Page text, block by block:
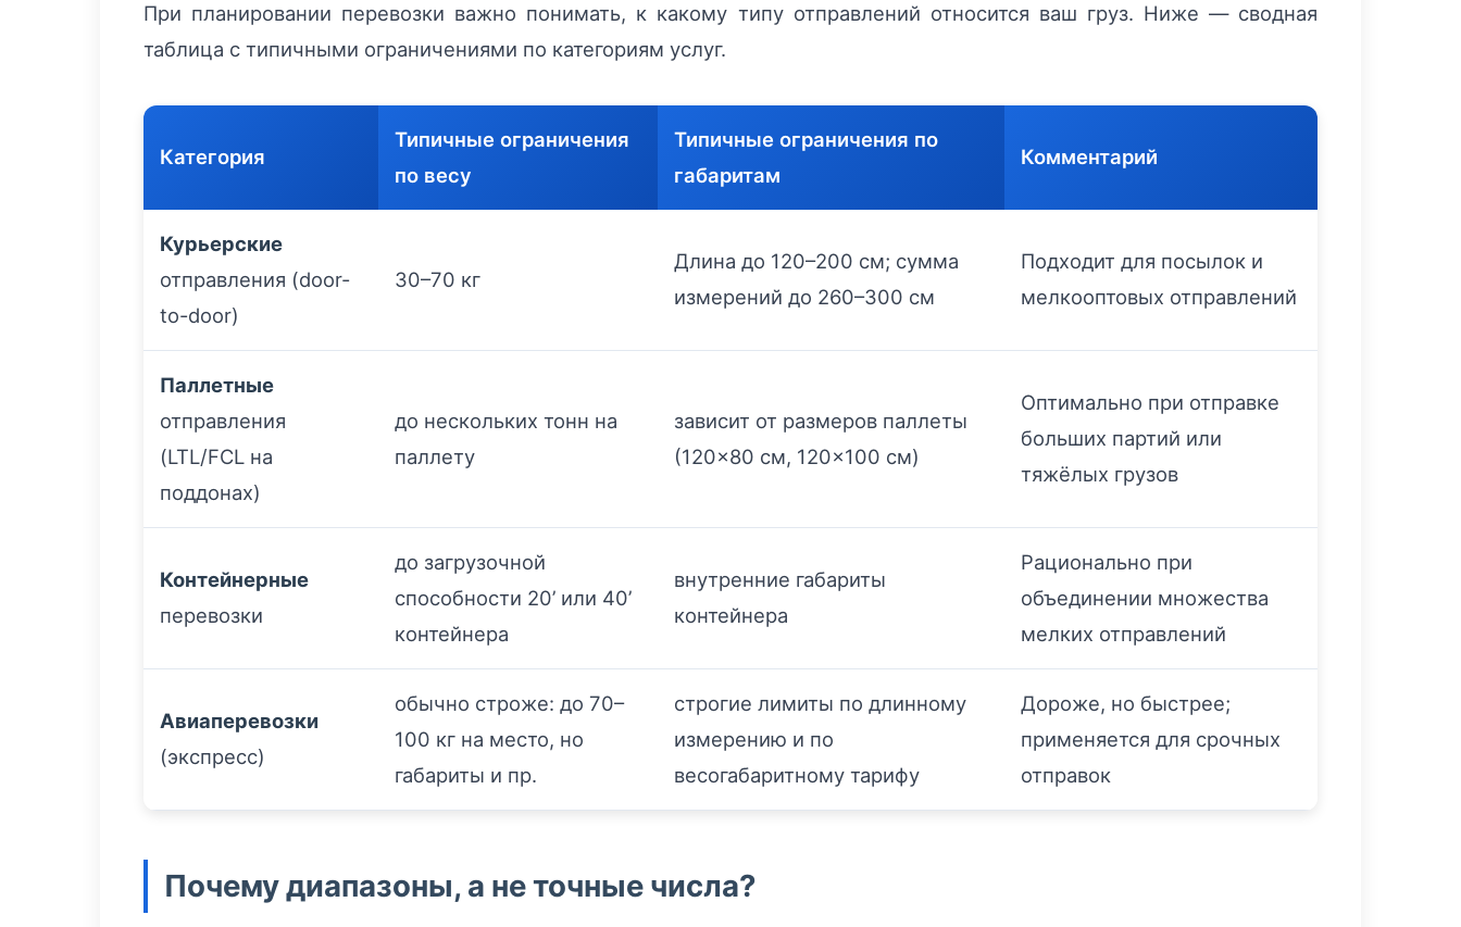
При планировании перевозки важно понимать, к какому типу отправлений относится ваш груз. Ниже — сводная
таблица с типичными ограничениями по категориям услуг.
Категория
Типичные ограничения
по весу
Типичные ограничения по
габаритам
Комментарий
Курьерские
отправления (door-
to-door)
30–70 кг
Длина до 120–200 см; сумма
измерений до 260–300 см
Подходит для посылок и
мелкооптовых отправлений
Паллетные
отправления
(LTL/FCL на
поддонах)
до нескольких тонн на
паллету
зависит от размеров паллеты
(120×80 см, 120×100 см)
Оптимально при отправке
больших партий или
тяжёлых грузов
Контейнерные
перевозки
до загрузочной
способности 20’ или 40’
контейнера
внутренние габариты
контейнера
Рационально при
объединении множества
мелких отправлений
Авиаперевозки
(экспресс)
обычно строже: до 70–
100 кг на место, но
габариты и пр.
строгие лимиты по длинному
измерению и по
весогабаритному тарифу
Дороже, но быстрее;
применяется для срочных
отправок
Почему диапазоны, а не точные числа?